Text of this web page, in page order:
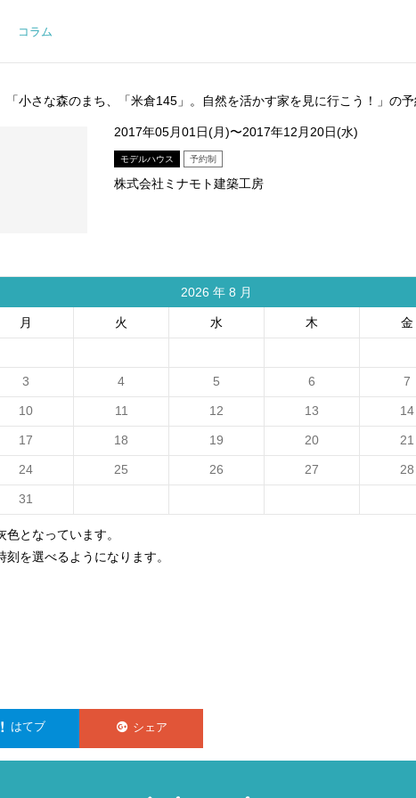
コラム
「小さな森のまち、「米倉145」。自然を活かす家を見に行こう！」の予
2017年05月01日(月)〜2017年12月20日(水)
モデルハウス 予約制
株式会社ミナモト建築工房
2026 年 8 月
月 火 水 木 金
3 4 5 6 7
10 11 12 13 14
17 18 19 20 21
24 25 26 27 28
31
となっています。
を選べるようになります。
はてブ シェア